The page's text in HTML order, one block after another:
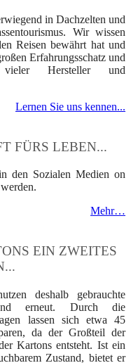
in Dachzelten und
Wir wissen
Reisen bewährt hat und
Erfahrungsschatz und
Hersteller und
Lernen Sie uns kennen...
FÜRS LEBEN...
den Sozialen Medien on
Mehr…
EIN ZWEITES
deshalb gebrauchte
erneut. Durch die
lassen sich etwa 45
da der Großteil der
Kartons entsteht. Ist ein
Zustand, bietet er